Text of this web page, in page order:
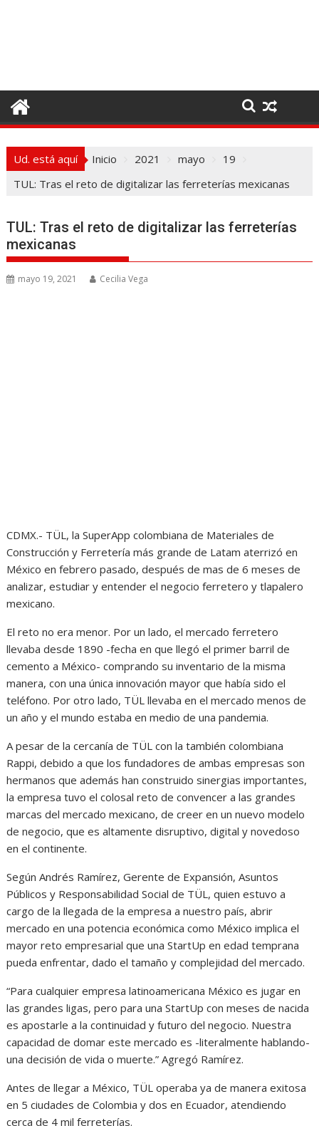
o
t
Ud. está aquí Inicio 2021 mayo
19
TUL: Tras el reto de digitalizar las ferreterías mexicanas
TUL: Tras el reto de digitalizar las ferreterías
mexicanas
mayo 19, 2021 Cecilia Vega
CDMX.- TÜL, la SuperApp colombiana de Materiales de
Construcción y Ferretería más grande de Latam aterrizó en
México en febrero pasado, después de mas de 6 meses de
analizar, estudiar y entender el negocio ferretero y tlapalero
mexicano.
El reto no era menor. Por un lado, el mercado ferretero
llevaba desde 1890 -fecha en que llegó el primer barril de
cemento a México- comprando su inventario de la misma
manera, con una única innovación mayor que había sido el
teléfono. Por otro lado, TÜL llevaba en el mercado menos de
un año y el mundo estaba en medio de una pandemia.
A pesar de la cercanía de TÜL con la también colombiana
Rappi, debido a que los fundadores de ambas empresas son
hermanos que además han construido sinergias importantes,
la empresa tuvo el colosal reto de convencer a las grandes
marcas del mercado mexicano, de creer en un nuevo modelo
de negocio, que es altamente disruptivo, digital y novedoso
en el continente.
Según Andrés Ramírez, Gerente de Expansión, Asuntos
Públicos y Responsabilidad Social de TÜL, quien estuvo a
cargo de la llegada de la empresa a nuestro país, abrir
mercado en una potencia económica como México implica el
mayor reto empresarial que una StartUp en edad temprana
pueda enfrentar, dado el tamaño y complejidad del mercado.
“Para cualquier empresa latinoamericana México es jugar en
las grandes ligas, pero para una StartUp con meses de nacida
es apostarle a la continuidad y futuro del negocio. Nuestra
capacidad de domar este mercado es -literalmente hablando-
una decisión de vida o muerte.” Agregó Ramírez.
Antes de llegar a México, TÜL operaba ya de manera exitosa
en 5 ciudades de Colombia y dos en Ecuador, atendiendo
cerca de 4 mil ferreterías.